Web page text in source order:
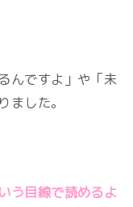
んですよ」や「未
ました。
う目線で読めるよ